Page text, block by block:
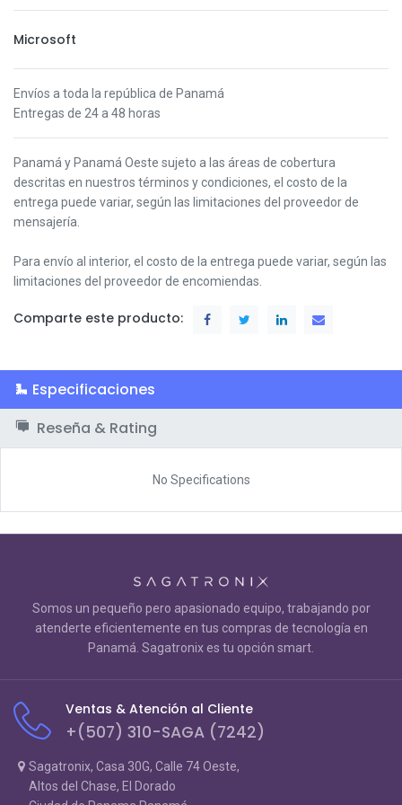
Microsoft
Envíos a toda la república de Panamá
Entregas de 24 a 48 horas
Panamá y Panamá Oeste sujeto a las áreas de cobertura
descritas en nuestros términos y condiciones, el costo de la
entrega puede variar, según las limitaciones del proveedor de
mensajería.
Para envío al interior, el costo de la entrega puede variar, según las
limitaciones del proveedor de encomiendas.
Comparte este producto:
Especificaciones
Reseña & Rating
No Specifications
Somos un pequeño pero apasionado equipo, trabajando por
atenderte eficientemente en tus compras de tecnología en
Panamá. Sagatronix es tu opción smart.
Ventas & Atención al Cliente
+(507) 310-SAGA (7242)
Sagatronix, Casa 30G, Calle 74 Oeste,
Altos del Chase, El Dorado